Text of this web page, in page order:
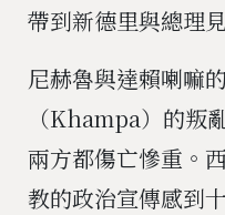
帶到新德里與總理
尼赫魯與達賴喇嘛
（Khampa）的叛
兩方都傷亡慘重。
教的政治宣傳感到